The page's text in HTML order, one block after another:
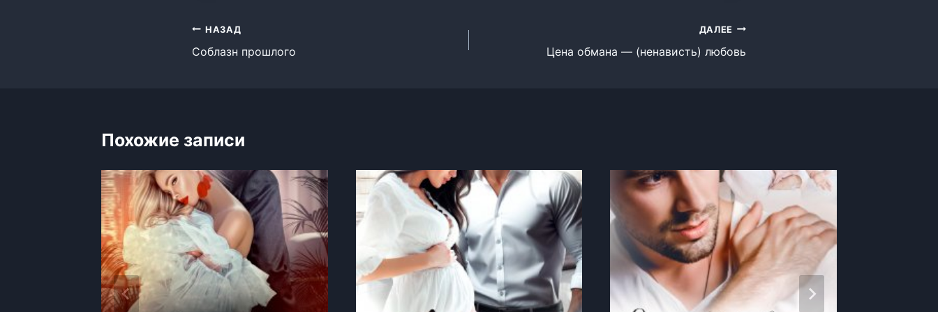
Навигация
по
НАЗАД
Соблазн прошлого
ДАЛЕЕ
Цена обмана — (ненависть) любовь
Похожие записи